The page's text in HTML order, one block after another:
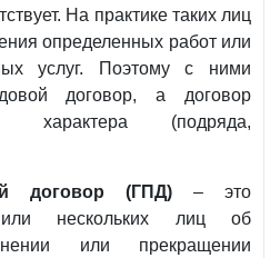
На практике таких лиц
определенных работ или
услуг. Поэтому с
ними
договор, а договор
характера (подряда,
договор (ГПД) – это
нескольких лиц об
или прекращении